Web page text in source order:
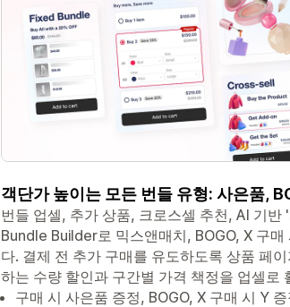
객단가 높이는 모든 번들 유형: 사은품,
번들 업셀, 추가 상품, 크로스셀 추천, AI 기
Bundle Builder로 믹스앤매치, BOGO, X 구
다. 결제 전 추가 구매를 유도하도록 상품 페
하는 수량 할인과 구간별 가격 책정을 업셀로
구매 시 사은품 증정, BOGO, X 구매 시 Y